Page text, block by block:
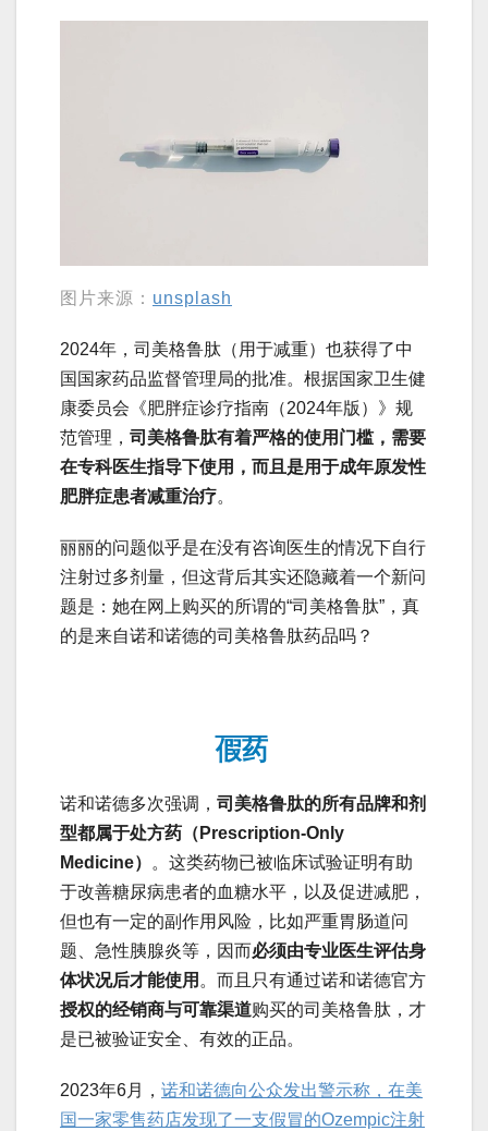
图片来源： unsplash
2024年，司美格鲁肽（用于减重）也获得了中
国国家药品监督管理局的批准。根据国家卫生健
康委员会《肥胖症诊疗指南（2024年版）》规
范管理， 司美格鲁肽有着严格的使用门槛，需要
在专科医生指导下使用，而且是用于成年原发性
肥胖症患者减重治疗。
丽丽的问题似乎是在没有咨询医生的情况下自行
注射过多剂量，但这背后其实还隐藏着一个新问
题是：她在网上购买的所谓的“司美格鲁肽”，真
的是来自诺和诺德的司美格鲁肽药品吗？
假药
诺和诺德多次强调， 司美格鲁肽的所有品牌和剂
型都属于处方药（Prescription-Only
Medicine） 。这类药物已被临床试验证明有助
于改善糖尿病患者的血糖水平，以及促进减肥，
但也有一定的副作用风险，比如严重胃肠道问
题、急性胰腺炎等，因而必须由专业医生评估身
体状况后才能使用 。而且只有通过诺和诺德官方
授权的经销商与可靠渠道购买的司美格鲁肽，才
是已被验证安全、有效的正品。
2023年6月， 诺和诺德向公众发出警示称，在美
国一家零售药店发现了一支假冒的Ozempic注射